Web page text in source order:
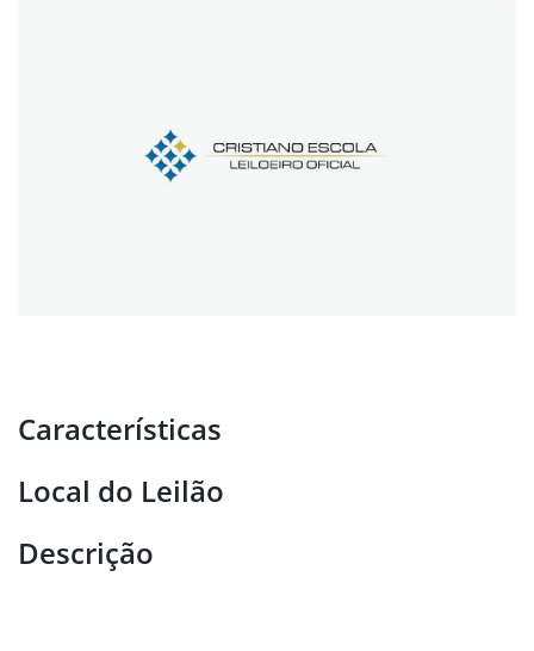
Características
Local do Leilão
Descrição